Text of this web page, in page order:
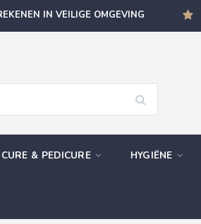
IN VEILIGE OMGEVING
& PEDICURE HYGIËNE